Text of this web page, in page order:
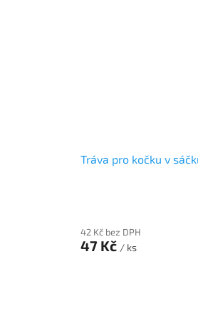
Tráva pro kočku v
42 Kč bez DPH
47 Kč / ks